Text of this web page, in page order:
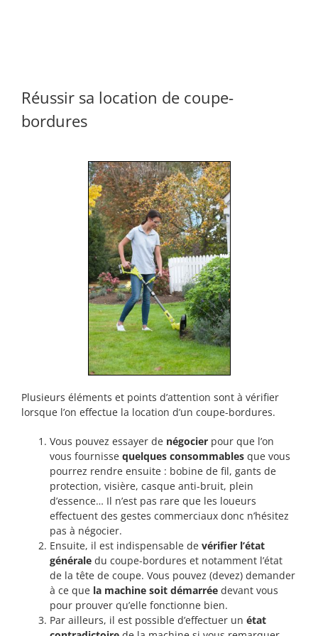
Réussir sa location de coupe-
bordures
Plusieurs éléments et points d’attention sont à vérifier
lorsque l’on effectue la location d’un coupe-bordures.
Vous pouvez essayer de négocier pour que l’on
vous fournisse quelques consommables que vous
pourrez rendre ensuite : bobine de fil, gants de
protection, visière, casque anti-bruit, plein
d’essence… Il n’est pas rare que les loueurs
effectuent des gestes commerciaux donc n’hésitez
pas à négocier.
Ensuite, il est indispensable de vérifier l’état
générale du coupe-bordures et notamment l’état
de la tête de coupe. Vous pouvez (devez) demander
à ce que la machine soit démarrée devant vous
pour prouver qu’elle fonctionne bien.
Par ailleurs, il est possible d’effectuer un état